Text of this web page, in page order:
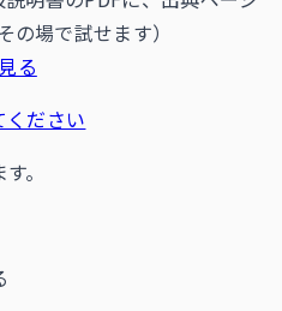
の場で試せます）
る
ください
。